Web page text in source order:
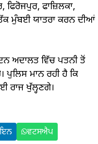
ਫਾਜ਼ਿਲਕਾ,
ਮੁੰਬਈ ਯਾਤਰਾ ਕਰਨ ਦੀਆਂ
ਅਦਾਲਤ ਵਿੱਚ ਪਤਨੀ ਤੋਂ
ਪੁਲਿਸ ਮਾਨ ਰਹੀ ਹੈ ਕਿ
ਰਾਜ ਖੁੱਲ੍ਹਣਗੇ।
ਵਟਸਐਪ